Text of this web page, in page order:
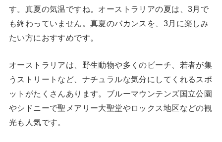
す。真夏の気温ですね。オーストラリアの夏は、3月で
も終わっていません。真夏のバカンスを、3月に楽しみ
たい方におすすめです。
オーストラリアは、野生動物や多くのビーチ、若者が集
うストリートなど、ナチュラルな気分にしてくれるスポ
ットがたくさんあります。ブルーマウンテンズ国立公園
やシドニーで聖メアリー大聖堂やロックス地区などの観
光も人気です。